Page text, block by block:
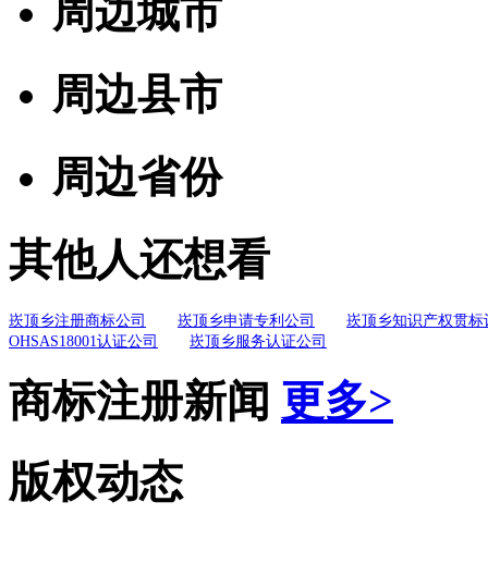
周边城市
周边县市
周边省份
其他人还想看
崁顶乡注册商标公司 崁顶乡申请专利公司
崁顶乡知识产权贯标
OHSAS18001认证公司
崁顶乡服务认证公司
商标注册新闻 更多>
版权动态